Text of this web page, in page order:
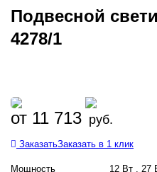
Подвесной
4278/1
от 11 713 руб.
ЗаказатьЗаказать в 1 клик
Мощность
12 Вт , 27